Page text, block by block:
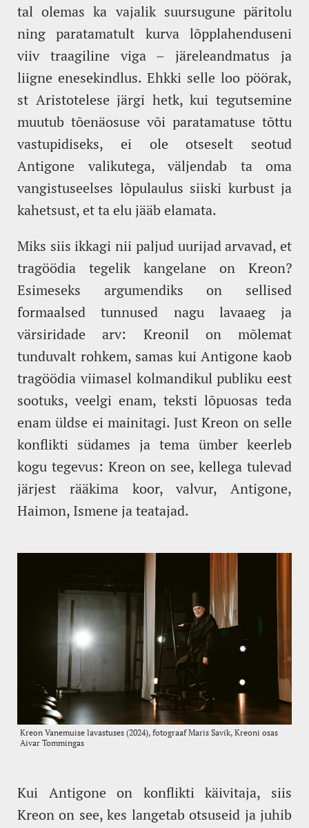
tal olemas ka vajalik suursugune päritolu
ning paratamatult kurva lõpplahenduseni
viiv traagiline viga – järeleandmatus ja
liigne enesekindlus. Ehkki selle loo pöörak,
st Aristotelese järgi hetk, kui tegutsemine
muutub tõenäosuse või paratamatuse tõttu
vastupidiseks, ei ole otseselt seotud
Antigone valikutega, väljendab ta oma
vangistuseelses lõpulaulus siiski kurbust ja
kahetsust, et ta elu jääb elamata.
Miks siis ikkagi nii paljud uurijad arvavad, et
tragöödia tegelik kangelane on Kreon?
Esimeseks argumendiks on sellised
formaalsed tunnused nagu lavaaeg ja
värsiridade arv: Kreonil on mõlemat
tunduvalt rohkem, samas kui Antigone kaob
tragöödia viimasel kolmandikul publiku eest
sootuks, veelgi enam, teksti lõpuosas teda
enam üldse ei mainitagi. Just Kreon on selle
konflikti südames ja tema ümber keerleb
kogu tegevus: Kreon on see, kellega tulevad
järjest rääkima koor, valvur, Antigone,
Haimon, Ismene ja teatajad.
Kui Antigone on konflikti käivitaja, siis
Kreon on see, kes langetab otsuseid ja juhib